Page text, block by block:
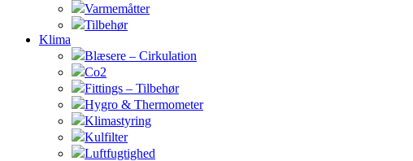
Varmemåtter
Tilbehør
Klima
Blæsere – Cirkulation
Co2
Fittings – Tilbehør
Hygro & Thermometer
Klimastyring
Kulfilter
Luftfugtighed